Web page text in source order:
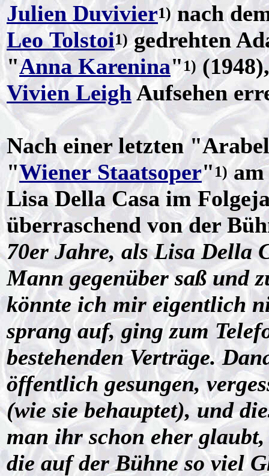
Julien Duvivier1)nach
Leo Tolstoi1)gedrehten
"Anna Karenina"1)
Vivien LeighAufsehen
Nach einer letzten
"Wiener Staatsoper" 1)am
Lisa Della Casa im
überraschend von der
70er Jahre, als Lisa Della
Mann gegenüber saß und
könnte ich mir eigentlich
sprang auf, ging zum
bestehenden Verträge.
öffentlich gesungen,
(wie sie behauptet), und
man ihr schon eher
die auf der Bühne so viel